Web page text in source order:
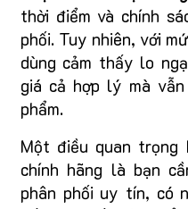
thời điểm và chính
phối. Tuy nhiên, với
dùng cảm thấy lo
giá cả hợp lý mà
phẩm.
Một điều quan trọng
chính hãng là bạn
phân phối uy tín, có